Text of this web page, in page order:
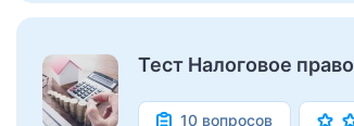
Тест Налоговое право
10 вопросов